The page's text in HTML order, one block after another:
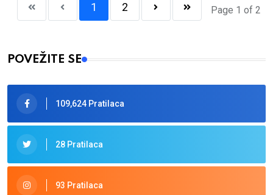
Page 1 of 2
1 2
POVEŽITE SE
109,624 Pratilaca
28 Pratilaca
93 Pratilaca